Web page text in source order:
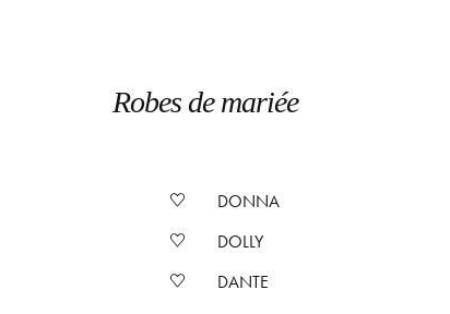
Robes de mariée
DONNA
DOLLY
DANTE